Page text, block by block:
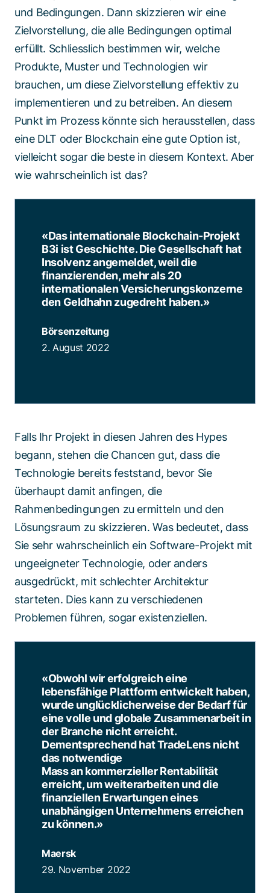
und Bedingungen. Dann skizzieren wir eine
Zielvorstellung, die alle Bedingungen optimal
erfüllt. Schliesslich bestimmen wir, welche
Produkte, Muster und Technologien wir
brauchen, um diese Zielvorstellung effektiv zu
implementieren und zu betreiben. An diesem
Punkt im Prozess könnte sich herausstellen, dass
eine DLT oder Blockchain eine gute Option ist,
vielleicht sogar die beste in diesem Kontext. Aber
wie wahrscheinlich ist das?
«Das internationale Blockchain-Projekt
B3i ist Geschichte. Die Gesellschaft hat
Insolvenz angemeldet, weil die
finanzierenden, mehr als 20
internationalen Versicherungskonzerne
den Geldhahn zugedreht haben.»
Börsenzeitung
2. August 2022
Falls Ihr Projekt in diesen Jahren des Hypes
begann, stehen die Chancen gut, dass die
Technologie bereits feststand, bevor Sie
überhaupt damit anfingen, die
Rahmenbedingungen zu ermitteln und den
Lösungsraum zu skizzieren. Was bedeutet, dass
Sie sehr wahrscheinlich ein Software-Projekt mit
ungeeigneter Technologie, oder anders
ausgedrückt, mit schlechter Architektur
starteten. Dies kann zu verschiedenen
Problemen führen, sogar existenziellen.
«Obwohl wir erfolgreich eine
lebensfähige Plattform entwickelt haben,
wurde unglücklicherweise der Bedarf für
eine volle und globale Zusammenarbeit in
der Branche nicht erreicht.
Dementsprechend hat TradeLens nicht
das notwendige
Mass an kommerzieller Rentabilität
erreicht, um weiterarbeiten und die
finanziellen Erwartungen eines
unabhängigen Unternehmens erreichen
zu können.»
Maersk
29. November 2022